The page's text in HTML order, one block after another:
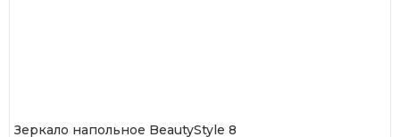
Зеркало напольное BeautyStyle 8